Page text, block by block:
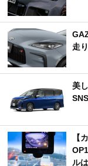
走
美
【
ル